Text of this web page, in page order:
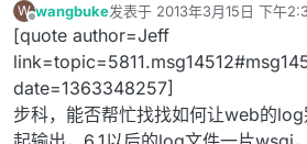
W
离线
wangbuke发表于 2013年3月15日 下午
最后由 编辑
[quote author=Jeff
date=1363348257]
步科，能否帮忙找找如何让web的